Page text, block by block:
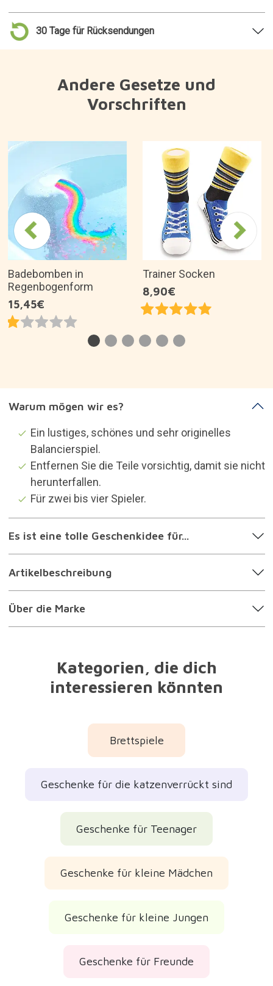
30 Tage für Rücksendungen
Andere Gesetze und
Vorschriften
Badebomben in
Regenbogenform
15,45€
Trainer Socken
8,90€
Warum mögen wir es?
Ein lustiges, schönes und sehr originelles
Balancierspiel.
Entfernen Sie die Teile vorsichtig, damit sie nicht
herunterfallen.
Für zwei bis vier Spieler.
Es ist eine tolle Geschenkidee für...
Artikelbeschreibung
Über die Marke
Kategorien, die dich
interessieren könnten
Brettspiele
Geschenke für die katzenverrückt sind
Geschenke für Teenager
Geschenke für kleine Mädchen
Geschenke für kleine Jungen
Geschenke für Freunde